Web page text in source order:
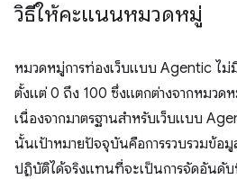
วิธีให้คะแนนหมวดหมู่
หมวดหมู่การท่องเว็บแบบ Agentic ไ
ตั้งแต่ 0 ถึง 100 ซึ่งแตกต่างจากหมว
เนื่องจากมาตรฐานสำหรับเว็บแบบ
นั้นเป้าหมายปัจจุบันคือการรวบรวมข้
ปฏิบัติได้จริงแทนที่จะเป็นการจัดอันดั